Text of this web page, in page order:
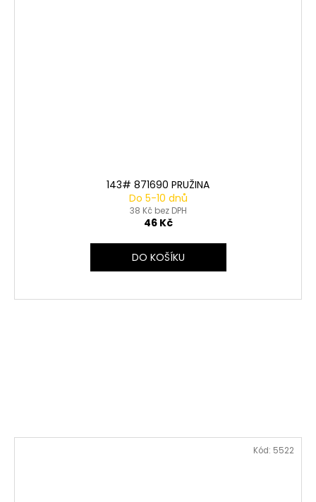
143# 871690 PRUŽINA
Do 5-10 dnů
38 Kč bez DPH
46 Kč
DO KOŠÍKU
Kód: 5522